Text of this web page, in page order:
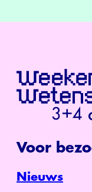
Voor
Nieuws